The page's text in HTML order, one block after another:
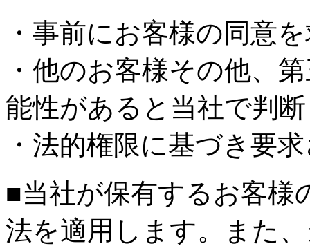
・事前にお客様の同意
・他のお客様その他、
能性があると当社で判
・法的権限に基づき要
■当社が保有するお客様
法を適用します。また